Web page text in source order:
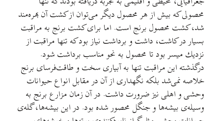
محصولی كه بیش از هر محصول ‌دیگر می‌توان از كشت آن بهره‌مند
شد، كشت محصول برنج است. اما برای كشت ‌برنج به مراقبت
بسیار در كاشت، داشت و برداشت نیاز بود كه تنها مراقبت از
نزدیك میسر بود تا محصول به نحو مناسب برداشت شود.
درگذشته این مراقبت تنها به آبیاری سخت و طاقت‌فرسای برنج
خلاصه نمی‌شد بلكه نگهداری از آن در مقابل ‌انواع ‌حیوانات
وحشی و اهلی نیز ضرورت داشت. در آن زمان مزارع برنج به
وسیله‌ی بیشه‌ها و جنگل محصور شده بود. در این بیشه‌ها، گله‌ی